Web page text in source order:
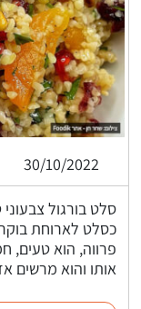
30/10/2022
סלט בורגול
כסלט לארוחת
פרווה, הוא טעים,
אותו והוא מרשים